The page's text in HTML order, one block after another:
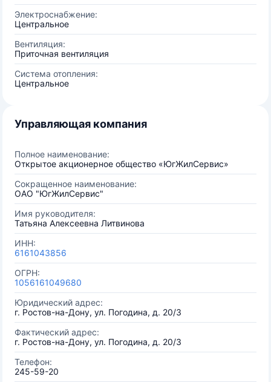
Электроснабжение:
Центральное
Вентиляция:
Приточная вентиляция
Система отопления:
Центральное
Управляющая компания
Полное наименование:
Открытое акционерное общество «ЮгЖилСервис»
Сокращенное наименование:
ОАО "ЮгЖилСервис"
Имя руководителя:
Татьяна Алексеевна Литвинова
ИНН:
6161043856
ОГРН:
1056161049680
Юридический адрес:
г. Ростов-на-Дону, ул. Погодина, д. 20/3
Фактический адрес:
г. Ростов-на-Дону, ул. Погодина, д. 20/3
Телефон:
245-59-20